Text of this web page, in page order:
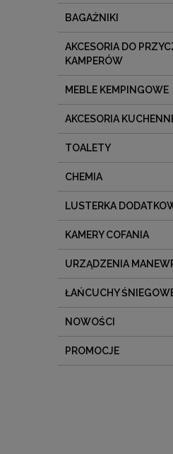
BAGAŻNIKI
AKCESORIA DO
KAMPERÓW
MEBLE KEMPINGOWE
AKCESORIA
TOALETY
CHEMIA
LUSTERKA
KAMERY COFANIA
URZĄDZENIA
ŁAŃCUCHY
NOWOŚCI
PROMOCJE